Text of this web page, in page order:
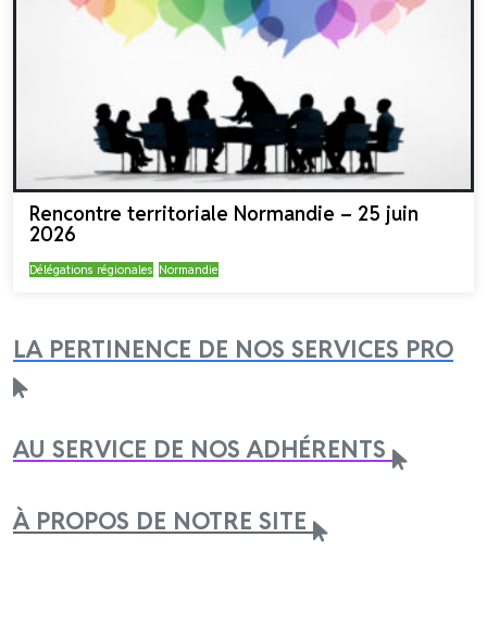
Rencontre territoriale Normandie – 25 juin
2026
Délégations régionales Normandie
LA PERTINENCE DE NOS SERVICES PRO
AU SERVICE DE NOS ADHÉRENTS
À PROPOS DE NOTRE SITE